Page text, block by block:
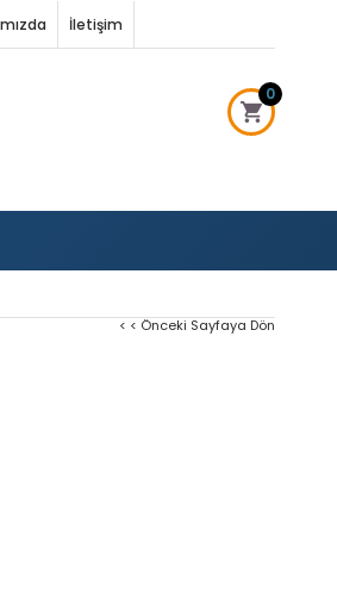
İletişim
0
< < Önceki Sayfaya Dön